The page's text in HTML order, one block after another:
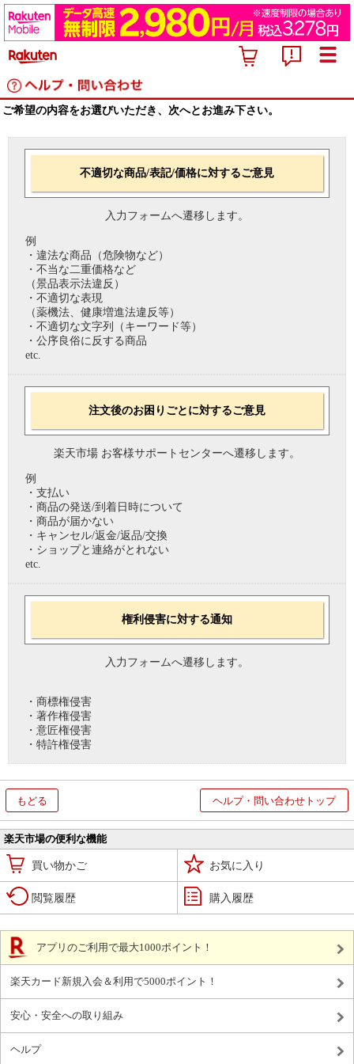
ご希望の内容をお選びいただき、次へとお進み下さい。
不適切な商品/表記/価格に対するご意見
入力フォームへ遷移します。
例
・違法な商品（危険物など）
・不当な二重価格など
（景品表示法違反）
・不適切な表現
（薬機法、健康増進法違反等）
・不適切な文字列（キーワード等）
・公序良俗に反する商品
etc.
注文後のお困りごとに対するご意見
楽天市場 お客様サポートセンターへ遷移します。
例
・支払い
・商品の発送/到着日時について
・商品が届かない
・キャンセル/返金/返品/交換
・ショップと連絡がとれない
etc.
権利侵害に対する通知
入力フォームへ遷移します。
・商標権侵害
・著作権侵害
・意匠権侵害
・特許権侵害
もどる ヘルプ・問い合わせトップ
楽天市場の便利な機能
買い物かご お気に入り
閲覧履歴 購入履歴
アプリのご利用で最大1000ポイント！
楽天カード新規入会＆利用で5000ポイント！
安心・安全への取り組み
ヘルプ